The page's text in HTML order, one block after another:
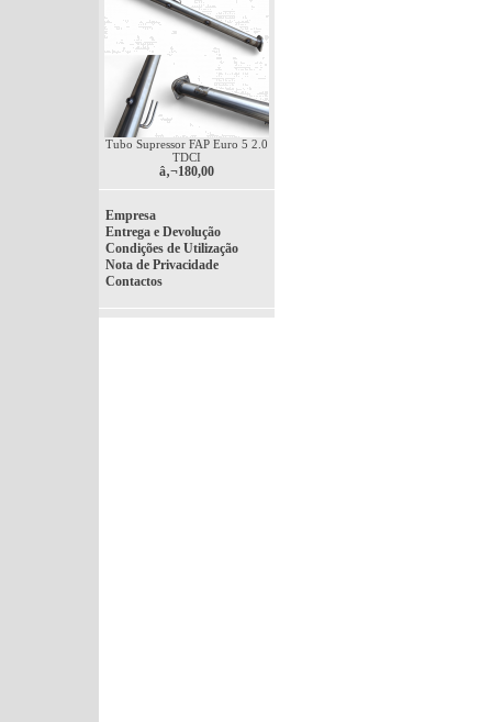
Tubo Supressor FAP Euro 5 2.0
TDCI
â‚¬180,00
Empresa
Entrega e Devolução
Condições de Utilização
Nota de Privacidade
Contactos